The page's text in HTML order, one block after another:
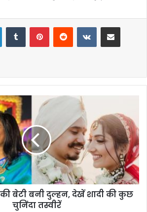
LinkedInTumblr PinterestReddit VKontakteShare via Email
बेटी बनी दुल्हन, देखें शादी की कुछ
चुनिंदा तस्वीरें